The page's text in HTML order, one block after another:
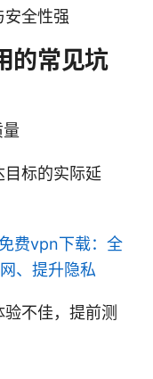
安全性强
的常见坑
标的实际延
免费vpn下载：全
、提升隐私
不佳，提前测